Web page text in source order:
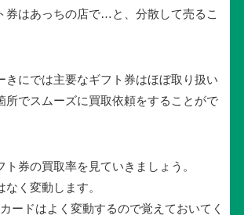
券はあっちの店で…と、分散して売るこ
きにでは主要なギフト券はほぼ取り扱い
所でスムーズに買取依頼をすることがで
ト券の買取率を見ていきましょう。
く変動します。
ードはよく変動するので覚えておいてく